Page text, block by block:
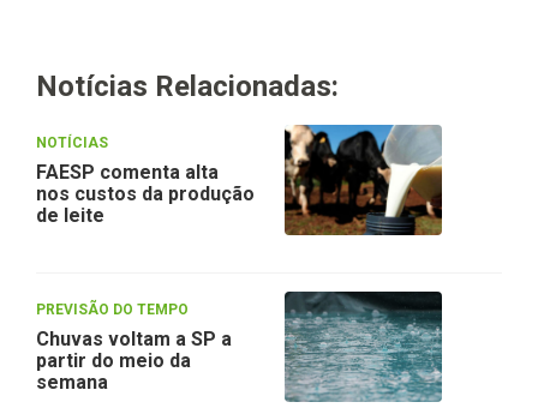
Notícias Relacionadas:
NOTÍCIAS
FAESP comenta alta
nos custos da produção
de leite
PREVISÃO DO TEMPO
Chuvas voltam a SP a
partir do meio da
semana